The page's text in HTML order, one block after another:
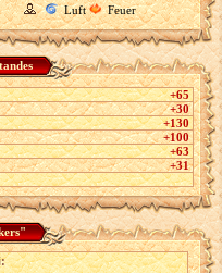
Luft Feuer
+65
+30
+130
+100
+63
+31